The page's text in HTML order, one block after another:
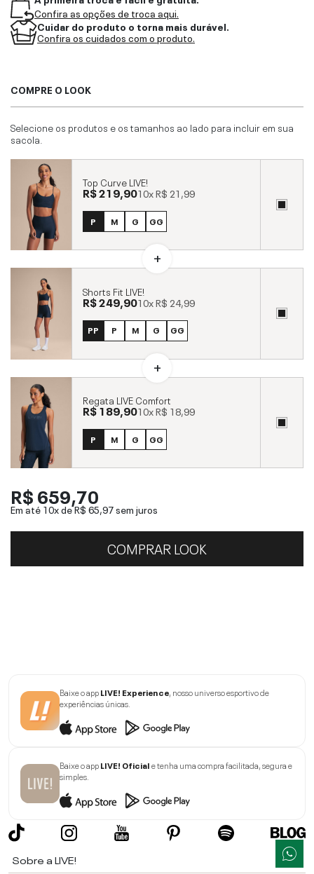
Confira as opções de troca aqui.
Cuidar do produto o torna mais durável.
Confira os cuidados com o produto.
COMPRE O LOOK
Selecione os produtos e os tamanhos ao lado para incluir em sua
sacola.
Top Curve LIVE!
R$ 219,9010xR$ 21,99
P M G GG
Shorts Fit LIVE!
R$ 249,9010xR$ 24,99
PP P M G GG
Regata LIVE Comfort
R$ 189,9010xR$ 18,99
P M G GG
R$ 659,70
Em até 10x deR$ 65,97sem juros
COMPRAR LOOK
Baixe o appLIVE! Experience, nosso universo esportivo de
experiências únicas.
Baixe o appLIVE! Oficiale tenha uma compra facilitada, segura e
simples.
Sobre a LIVE!